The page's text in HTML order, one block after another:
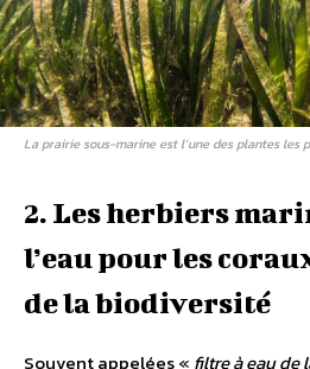
La prairie sous-marine est l’une des plantes les
2. Les herbiers
l’eau pour les
de la biodiversité
Souvent appelées « filtre à eau de